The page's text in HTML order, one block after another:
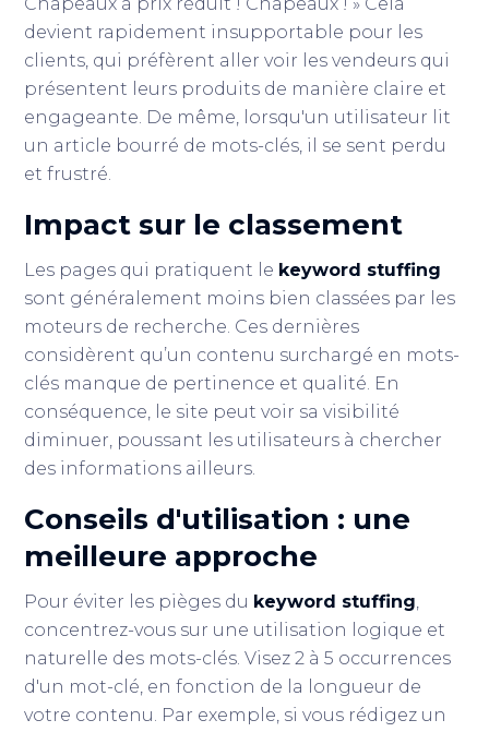
devient rapidement insupportable pour les
clients, qui préfèrent aller voir les vendeurs qui
présentent leurs produits de manière claire et
engageante. De même, lorsqu'un utilisateur lit
un article bourré de mots-clés, il se sent perdu
et frustré.
Impact sur le classement
Les pages qui pratiquent le keyword stuffing
sont généralement moins bien classées par les
moteurs de recherche. Ces dernières
considèrent qu’un contenu surchargé en mots-
clés manque de pertinence et qualité. En
conséquence, le site peut voir sa visibilité
diminuer, poussant les utilisateurs à chercher
des informations ailleurs.
Conseils d'utilisation : une
meilleure approche
Pour éviter les pièges du keyword stuffing,
concentrez-vous sur une utilisation logique et
naturelle des mots-clés. Visez 2 à 5 occurrences
d'un mot-clé, en fonction de la longueur de
votre contenu. Par exemple, si vous rédigez un